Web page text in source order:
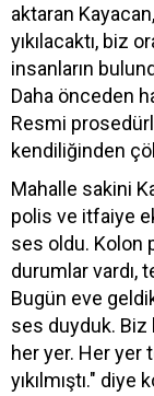
aktaran
yıkılacaktı, biz
insanların
Daha önceden
Resmi
kendiliğinden
Mahalle sakini
polis ve itfaiye
ses oldu. Kolon
durumlar vardı,
Bugün eve
ses duyduk. Biz
her yer. Her yer
yıkılmıştı." diye